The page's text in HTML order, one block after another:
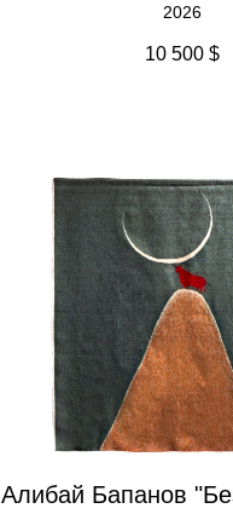
2026
10 500 $
Алибай Бапанов